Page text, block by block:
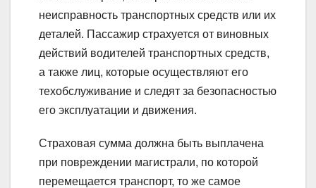
неисправность транспортных средств или их
деталей. Пассажир страхуется от виновных
действий водителей транспортных средств,
а также лиц, которые осуществляют его
техобслуживание и следят за безопасностью
его эксплуатации и движения.
Страховая сумма должна быть выплачена
при повреждении магистрали, по которой
перемещается транспорт, то же самое